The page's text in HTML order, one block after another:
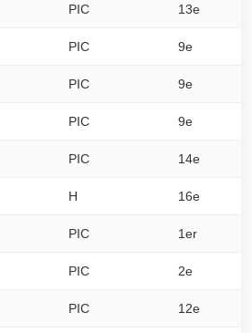
PIC 13e
PIC 9e
PIC 9e
PIC 9e
PIC 14e
H 16e
PIC 1er
PIC 2e
PIC 12e